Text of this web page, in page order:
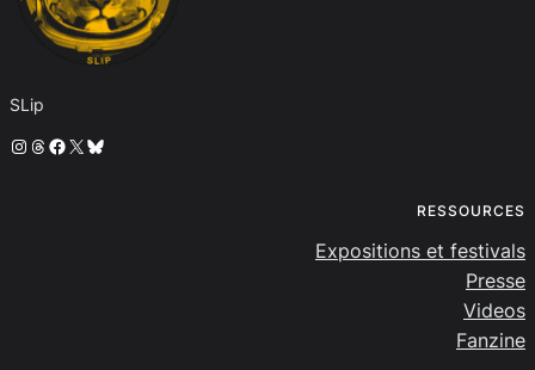
SLip
Instagram
Threads
Facebook
X Bluesky
RESSOURCES
Expositions et festivals
Presse
Videos
Fanzine